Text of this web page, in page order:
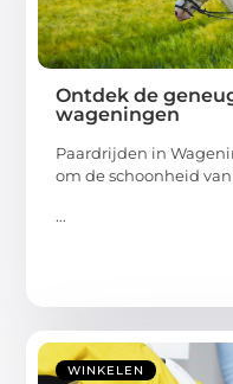
Ontdek de
wageningen
Paardrijden in
om de schoonheid
...
WINKELEN